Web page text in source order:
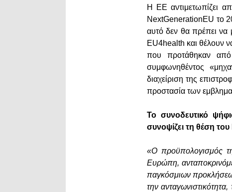
Η ΕΕ αντιμετωπίζει
NextGenerationEU το
αυτό δεν θα πρέπει να
EU4health και θέλουν
που προτάθηκαν
συμφωνηθέντος
διαχείριση της
προστασία των
Το συνοδευτικό
συνοψίζει τη θέση
«Ο προϋπολογισμός
Ευρώπη,
παγκόσμιων
την